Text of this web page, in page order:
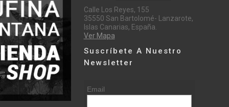
Calle Los Reyes, 155
35550 San Bartolomé- Lanzarote,
Islas Canarias, España.
Ver Mapa
Suscríbete A Nuestro
Newsletter
Email